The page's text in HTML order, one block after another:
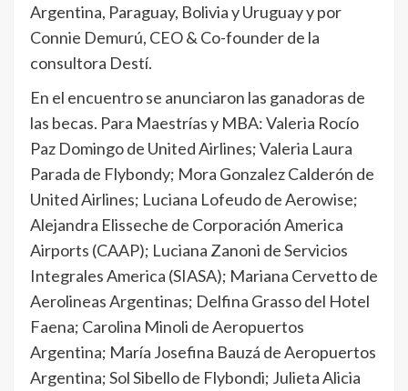
Argentina, Paraguay, Bolivia y Uruguay y por
Connie Demurú, CEO & Co-founder de la
consultora Destí.
En el encuentro se anunciaron las ganadoras de
las becas. Para Maestrías y MBA: Valeria Rocío
Paz Domingo de United Airlines; Valeria Laura
Parada de Flybondy; Mora Gonzalez Calderón de
United Airlines; Luciana Lofeudo de Aerowise;
Alejandra Elisseche de Corporación America
Airports (CAAP); Luciana Zanoni de Servicios
Integrales America (SIASA); Mariana Cervetto de
Aerolineas Argentinas; Delfina Grasso del Hotel
Faena; Carolina Minoli de Aeropuertos
Argentina; María Josefina Bauzá de Aeropuertos
Argentina; Sol Sibello de Flybondi; Julieta Alicia